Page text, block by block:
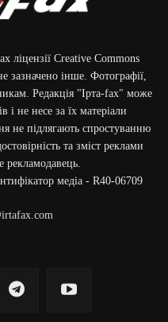
ліцензії Creative Commons
інше. Фотографії,
Редакція "Ірта-fax" може
і не несе за їх матеріали
не підлягають спростуванню
та зміст реклами
рекламодавець.
медіа - R40-06709